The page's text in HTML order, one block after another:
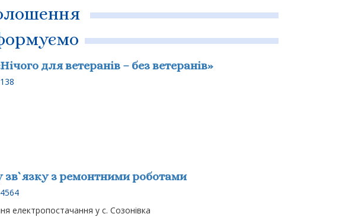
для ветеранів – без ветеранів»
з ремонтними роботами
електропостачання у с. Созонівка